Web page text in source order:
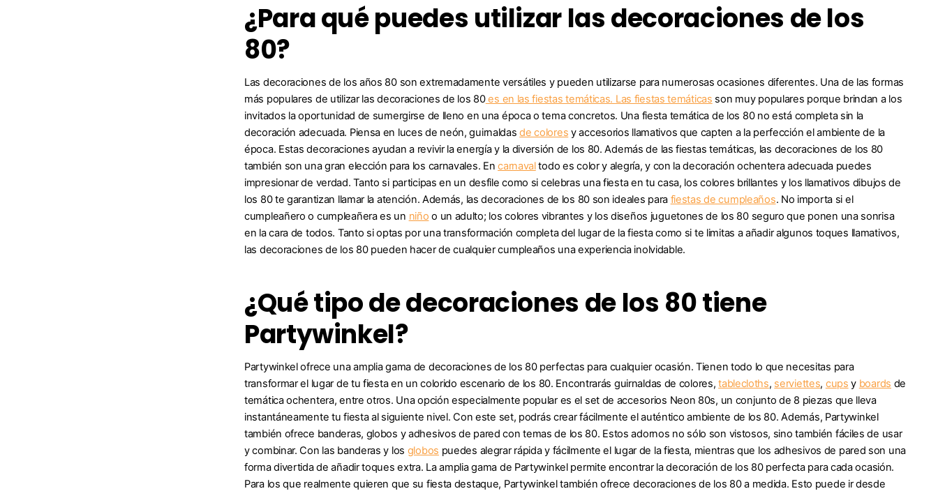
¿Para qué puedes utilizar las decoraciones de los
80?
Las decoraciones de los años 80 son extremadamente versátiles y pueden utilizarse para numerosas ocasiones diferentes. Una de las formas
más populares de utilizar las decoraciones de los 80es en las fiestas temáticas. Las fiestas temáticas son muy populares porque brindan a los
invitados la oportunidad de sumergirse de lleno en una época o tema concretos. Una fiesta temática de los 80 no está completa sin la
decoración adecuada. Piensa en luces de neón, guirnaldasde colores y accesorios llamativos que capten a la perfección el ambiente de la
época. Estas decoraciones ayudan a revivir la energía y la diversión de los 80. Además de las fiestas temáticas, las decoraciones de los 80
también son una gran elección para los carnavales. Encarnavaltodo es color y alegría, y con la decoración ochentera adecuada puedes
impresionar de verdad. Tanto si participas en un desfile como si celebras una fiesta en tu casa, los colores brillantes y los llamativos dibujos de
los 80 te garantizan llamar la atención. Además, las decoraciones de los 80 son ideales para fiestas de cumpleaños. No importa si el
cumpleañero o cumpleañera es un niño o un adulto; los colores vibrantes y los diseños juguetones de los 80 seguro que ponen una sonrisa
en la cara de todos. Tanto si optas por una transformación completa del lugar de la fiesta como si te limitas a añadir algunos toques llamativos,
las decoraciones de los 80 pueden hacer de cualquier cumpleaños una experiencia inolvidable.
¿Qué tipo de decoraciones de los 80 tiene
Partywinkel?
Partywinkel ofrece una amplia gama de decoraciones de los 80 perfectas para cualquier ocasión. Tienen todo lo que necesitas para
transformar el lugar de tu fiesta en un colorido escenario de los 80. Encontrarás guirnaldas de colores,tablecloths, serviettes, cups y boards de
temática ochentera, entre otros. Una opción especialmente popular es el set de accesorios Neon 80s, un conjunto de 8 piezas que lleva
instantáneamente tu fiesta al siguiente nivel. Con este set, podrás crear fácilmente el auténtico ambiente de los 80. Además, Partywinkel
también ofrece banderas, globos y adhesivos de pared con temas de los 80. Estos adornos no sólo son vistosos, sino también fáciles de usar
y combinar. Con las banderas y los globos puedes alegrar rápida y fácilmente el lugar de la fiesta, mientras que los adhesivos de pared son una
forma divertida de añadir toques extra. La amplia gama de Partywinkel permite encontrar la decoración de los 80 perfecta para cada ocasión.
Para los que realmente quieren que su fiesta destaque, Partywinkel también ofrece decoraciones de los 80 a medida. Esto puede ir desde